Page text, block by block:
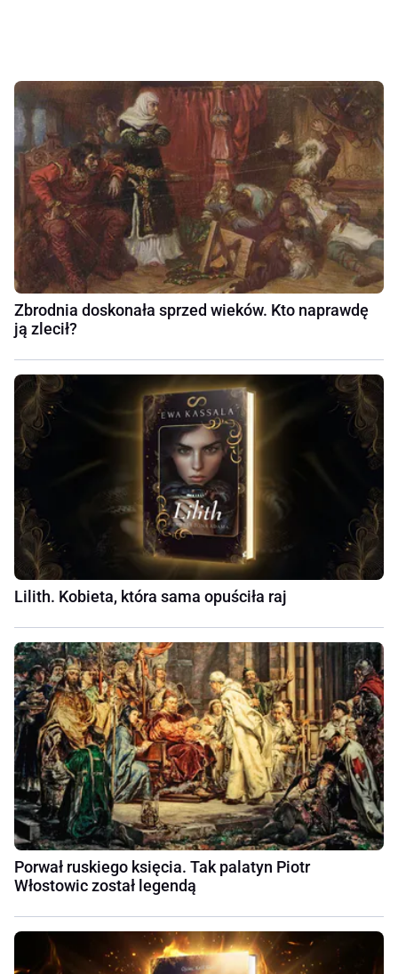
Zbrodnia doskonała sprzed wieków. Kto naprawdę
ją zlecił?
Lilith. Kobieta, która sama opuściła raj
Porwał ruskiego księcia. Tak palatyn Piotr
Włostowic został legendą